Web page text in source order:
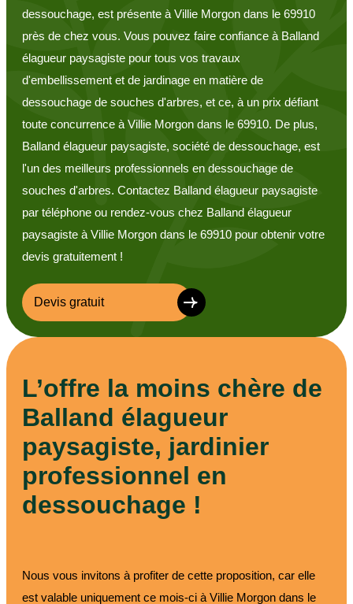
dessouchage, est présente à Villie Morgon dans le 69910
près de chez vous. Vous pouvez faire confiance à Balland
élagueur paysagiste pour tous vos travaux
d'embellissement et de jardinage en matière de
dessouchage de souches d'arbres, et ce, à un prix défiant
toute concurrence à Villie Morgon dans le 69910. De plus,
Balland élagueur paysagiste, société de dessouchage, est
l'un des meilleurs professionnels en dessouchage de
souches d'arbres. Contactez Balland élagueur paysagiste
par téléphone ou rendez-vous chez Balland élagueur
paysagiste à Villie Morgon dans le 69910 pour obtenir votre
devis gratuitement !
Devis gratuit
L’offre la moins chère de
Balland élagueur
paysagiste, jardinier
professionnel en
dessouchage !
Nous vous invitons à profiter de cette proposition, car elle
est valable uniquement ce mois-ci à Villie Morgon dans le